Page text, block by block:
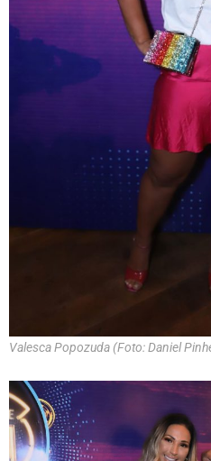
Valesca Popozuda (Foto: Daniel